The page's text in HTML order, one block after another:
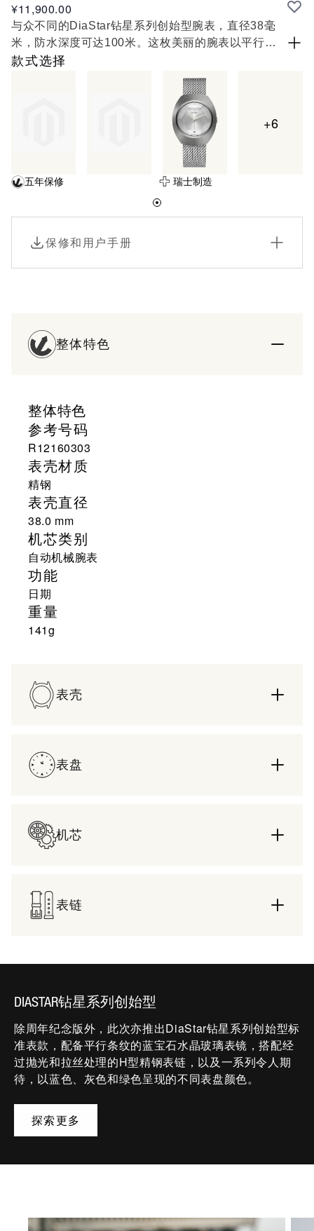
与众不同的DiaStar钻星系列创始型腕表，直径38毫
米，防水深度可达100米。这枚美丽的腕表以平行条
纹切面的蓝宝石水晶玻璃表镜为底，采用超亮碳化钛
金属陶瓷纹饰，搭配抛光处理过的角度和细节点缀，
镶嵌在互相搭配的单色精钢表壳上。腕表配备绿色拉
丝表盘，可双向旋转、具有白色Super-LumiNova®
夜光涂层的铑色指针，以及与表盘颜色一致的日期显
示。腕表内部的Rado瑞士雷达表R764型自动机械机
芯，搭载防磁Nivachron™游丝，可提供80小时动力
储存。配有经抛光和拉丝处理的精钢表链。
¥11,900.00
款式选择
+6
五年保修 瑞士制造
保修和用户手册
整体特色
整体特色
参考号码
R12160303
表壳材质
精钢
表壳直径
38.0 mm
机芯类别
自动机械腕表
功能
日期
重量
141g
表壳
表盘
机芯
表链
DIASTAR钻星系列创始型
除周年纪念版外，此次亦推出DiaStar钻星系列创始型标
准表款，配备平行条纹的蓝宝石水晶玻璃表镜，搭配经
过抛光和拉丝处理的H型精钢表链，以及一系列令人期
待，以蓝色、灰色和绿色呈现的不同表盘颜色。
探索更多